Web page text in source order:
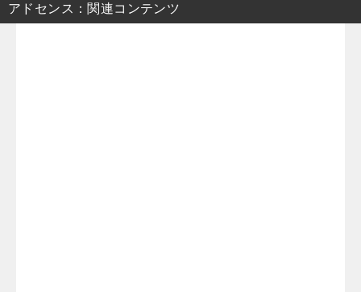
アドセンス：関連コンテンツ